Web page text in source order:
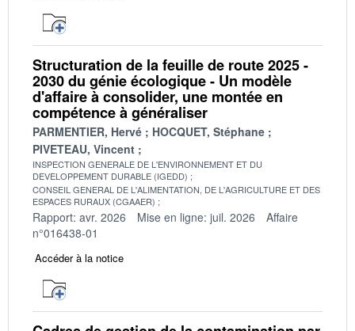
Structuration de la feuille de route 2025 -
2030 du génie écologique - Un modèle
d'affaire à consolider, une montée en
compétence à généraliser
PARMENTIER, Hervé
HOCQUET, Stéphane
PIVETEAU, Vincent
INSPECTION GENERALE DE L'ENVIRONNEMENT ET DU
DEVELOPPEMENT DURABLE (IGEDD)
CONSEIL GENERAL DE L'ALIMENTATION, DE L'AGRICULTURE ET DES
ESPACES RURAUX (CGAAER)
Rapport: avr. 2026 Mise en ligne: juil. 2026
Affaire
n°016438-01
Accéder à la notice